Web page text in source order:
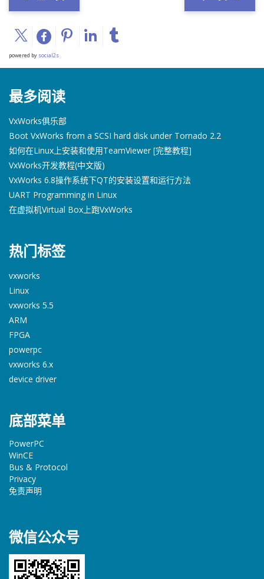
powered by social2s
最多阅读
VxWorks俱乐部
Boot VxWorks from a SCSI hard disk under Tornado 2.2
如何在Linux上安装和使用TeamViewer [完整教程]
VxWorks开发教程(中文版)
VxWorks 6.8操作系统下QT的安装设置和运行方法
UART Programming in Linux
在虚拟机Virtual Box上跑VxWorks
热门标签
vxworks
Linux
vxworks 5.5
ARM
FPGA
powerpc
vxworks 6.x
device driver
底部菜单
PowerPC
WinCE
Bus & Protocol
Privacy
免责声明
微信公众号